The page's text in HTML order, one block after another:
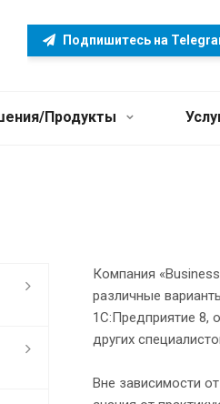
Подпишитесь на
Продукты
Компания
различные
1С:Предприятие 8,
других
Вне зависимости